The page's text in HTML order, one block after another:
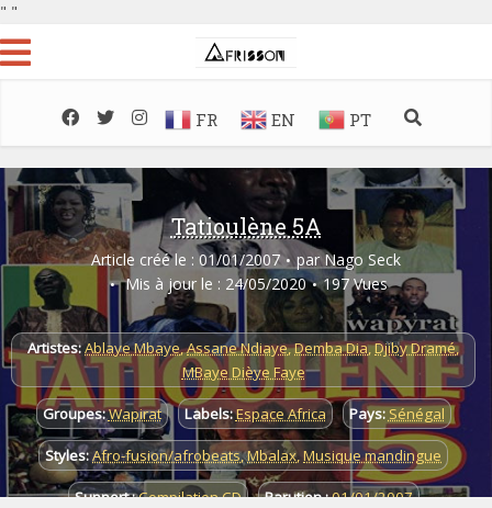
" "
FR EN PT
Tatioulène 5A
Article créé le : 01/01/2007 par Nago Seck
Mis à jour le : 24/05/2020
197 Vues
Artistes:Ablaye Mbaye,Assane Ndiaye,Demba Dia,Djiby Dramé,
MBaye Dièye Faye
Groupes:Wapirat Labels:Espace Africa Pays:Sénégal
Styles:Afro-fusion/afrobeats,Mbalax,Musique mandingue
Support :Compilation CD Parution :01/01/2007